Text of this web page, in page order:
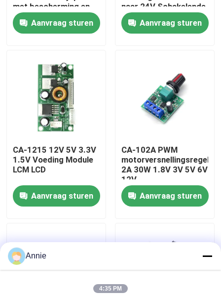
Thuis
Over Ons
Fabriekstour
Kwaliteitscontrole
Neem contact met ons op
Nieuws
Blog
Versterkerbordmodule
met bescherming en
dubbele functies
Aanvraag sturen
naar 24V Schakelende
Voeding
Aanvraag sturen
CA-1215 12V 5V 3.3V
1.5V Voeding Module
LCM LCD
Aanvraag sturen
CA-102A PWM
motorversnellingsregelaar
2A 30W 1.8V 3V 5V 6V
12V
Aanvraag sturen
Annie
4:35 PM